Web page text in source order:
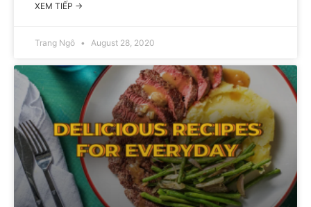
XEM TIẾP →
Trang Ngô August 28, 2020